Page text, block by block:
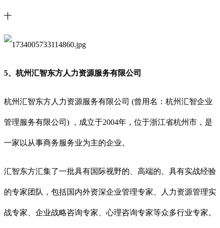
十
5、杭州汇智东方人力资源服务有限公司
杭州汇智东方人力资源服务有限公司 (曾用名：杭州汇智企业
管理服务有限公司) ，成立于2004年，位于浙江省杭州市，是
一家以从事商务服务业为主的企业。
汇智东方汇集了一批具有国际视野的、高端的、具有实战经验
的专家团队，包括国内外资深企业管理专家、人力资源管理实
战专家、企业战略咨询专家、心理咨询专家等众多行业专家。